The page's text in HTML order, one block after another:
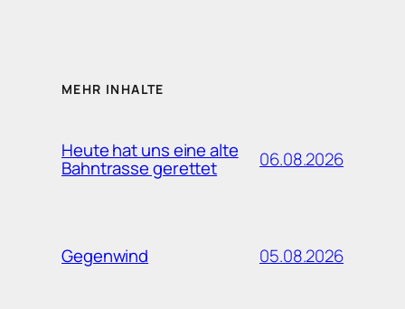
MEHR INHALTE
Heute hat uns eine alte
Bahntrasse gerettet 06.08.2026
Gegenwind 05.08.2026